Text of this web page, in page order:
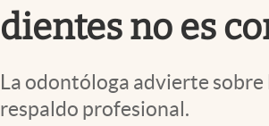
dientes no es
La odontóloga advierte sobre
respaldo profesional.